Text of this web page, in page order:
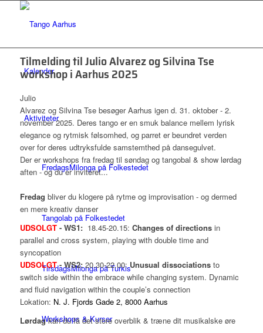
Kalender
Aktiviteter
FredagsMilonga på Folkestedet
Tangolab på Folkestedet
TirsdagsMilonga på Turkis
Workshops & Kurser
Tilmelding til Julio Alvarez og Silvina Tse
workshop i Aarhus 2025
Julio
Alvarez og Silvina Tse besøger Aarhus igen d. 31. oktober - 2.
november 2025. Deres tango er en smuk balance mellem lyrisk
elegance og rytmisk følsomhed, og parret er beundret verden
over for deres udtryksfulde samstemthed på dansegulvet.
Der er workshops fra fredag til søndag og tangobal & show lørdag
aften - og du er inviteret...
Fredag bliver du klogere på rytme og improvisation - og dermed
en mere kreativ danser
UDSOLGT- WS1: 18.45-20.15: Changes of directions in
parallel and cross system, playing with double time and
syncopation
UDSOLGT- WS2:20.30-22.00:Unusual dissociations to
switch side within the embrace while changing system. Dynamic
and fluid navigation within the couple’s connection
Lokation: N. J. Fjords Gade 2, 8000 Aarhus
Lørdagkan du få det store overblik & træne dit musikalske øre